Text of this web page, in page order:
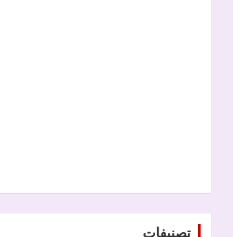
تصنيفات